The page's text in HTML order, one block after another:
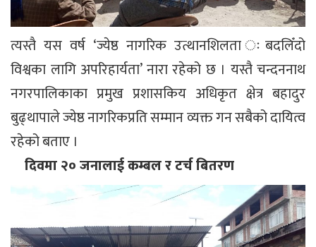
त्यस्तै यस वर्ष ‘ज्येष्ठ नागरिक उत्थानशिलता ःबदलिँदो
विश्वका लागि अपरिहार्यता’ नारा रहेको छ । यस्तै चन्दननाथ
नगरपालिकाका प्रमुख प्रशासकिय अधिकृत क्षेत्र बहादुर
बुढ्थापाले ज्येष्ठ नागरिकप्रति सम्मान व्यक्त गन सबैको दायित्व
रहेको बताए ।
दिवमा २० जनालाई कम्बल र टर्च बितरण